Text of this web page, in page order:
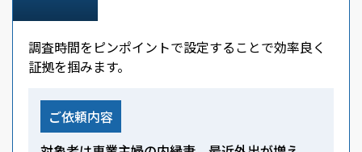
調査時間をピンポイントで設定することで効率良く
証拠を掴みます。
ご依頼内容